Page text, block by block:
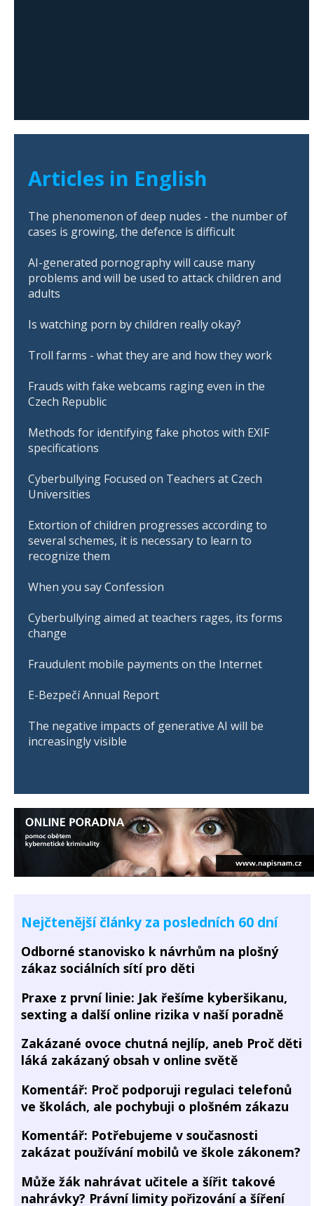
Articles in English
The phenomenon of deep nudes - the number of
cases is growing, the defence is difficult
AI-generated pornography will cause many
problems and will be used to attack children and
adults
Is watching porn by children really okay?
Troll farms - what they are and how they work
Frauds with fake webcams raging even in the
Czech Republic
Methods for identifying fake photos with EXIF
specifications
Cyberbullying Focused on Teachers at Czech
Universities
Extortion of children progresses according to
several schemes, it is necessary to learn to
recognize them
When you say Confession
Cyberbullying aimed at teachers rages, its forms
change
Fraudulent mobile payments on the Internet
E-Bezpečí Annual Report
The negative impacts of generative AI will be
increasingly visible
Nejčtenější články za posledních 60 dní
Odborné stanovisko k návrhům na plošný
zákaz sociálních sítí pro děti
Praxe z první linie: Jak řešíme kyberšikanu,
sexting a další online rizika v naší poradně
Zakázané ovoce chutná nejlíp, aneb Proč děti
láká zakázaný obsah v online světě
Komentář: Proč podporuji regulaci telefonů
ve školách, ale pochybuji o plošném zákazu
Komentář: Potřebujeme v současnosti
zakázat používání mobilů ve škole zákonem?
Může žák nahrávat učitele a šířit takové
nahrávky? Právní limity pořizování a šíření